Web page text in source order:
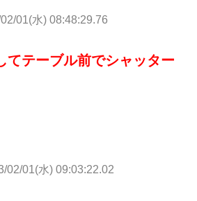
01(水) 08:48:29.76
てテーブル前でシャッター
02/01(水) 09:03:22.02